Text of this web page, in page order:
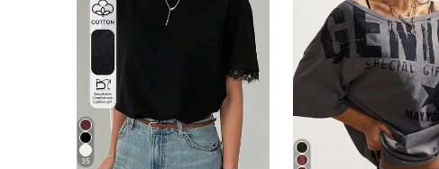
35